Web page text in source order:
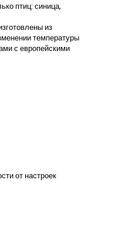
птиц: синица,
из
температуры
с европейскими
от настроек